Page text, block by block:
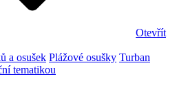
Otevřít
a osušek Plážové osušky Turban
tematikou